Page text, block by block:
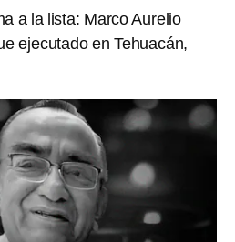
a la lista: Marco Aurelio
ejecutado en Tehuacán,